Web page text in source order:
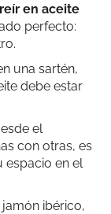
están
lleguen a
la abuela
en aceite
perfecto:
una sartén,
debe estar
el
con otras, es
espacio en el
ibérico,